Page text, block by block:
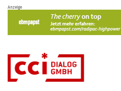
Skip
content
Anzeige